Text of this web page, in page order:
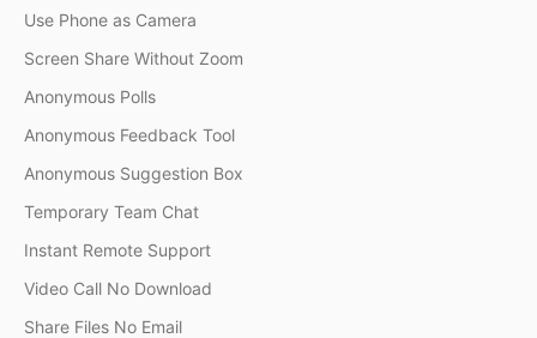
Use Phone as Camera
Screen Share Without Zoom
Anonymous Polls
Anonymous Feedback Tool
Anonymous Suggestion Box
Temporary Team Chat
Instant Remote Support
Video Call No Download
Share Files No Email